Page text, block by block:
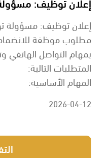
إعلان توظيف: مسؤولة
مطلوب موظفة
بمهام التواصل الهاتفي
المتطلبات التالية:
المهام الأساسية:
2026-04-12